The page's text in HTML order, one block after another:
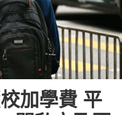
加學費 平